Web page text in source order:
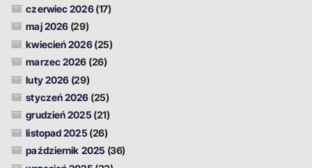
czerwiec 2026(17)
maj 2026 (29)
kwiecień 2026(25)
marzec 2026 (26)
luty 2026 (29)
styczeń 2026 (25)
grudzień 2025 (21)
listopad 2025 (26)
październik 2025 (36)